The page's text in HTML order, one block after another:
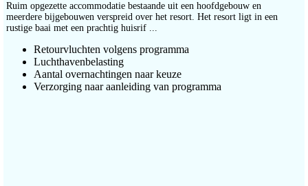
Ruim opgezette accommodatie bestaande uit een hoofdgebouw en
meerdere bijgebouwen verspreid over het resort. Het resort ligt in een
rustige baai met een prachtig huisrif ...
Retourvluchten volgens programma
Luchthavenbelasting
Aantal overnachtingen naar keuze
Verzorging naar aanleiding van programma